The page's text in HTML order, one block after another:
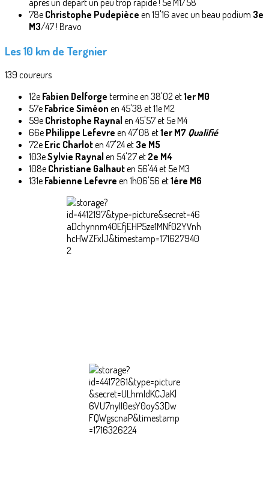
78e Christophe Pudepièce en 19'16 avec un beau podium 3e
M3/47 ! Bravo
Les 10 km de Tergnier
139 coureurs
12e Fabien Delforge termine en 38'02 et1er M0
57e Fabrice Siméon en 45'38 et 11e M2
59e Christophe Raynal en 45'57 et 5e M4
66e Philippe Lefevre en 47'08 et1er M7 Qualifié
72e Eric Charloten 47'24 et 3e M5
103eSylvie Raynal en 54'27 et 2e M4
108e Christiane Galhauten 56'44 et 5e M3
131e Fabienne Lefevre en 1h06'56 et1ére M6